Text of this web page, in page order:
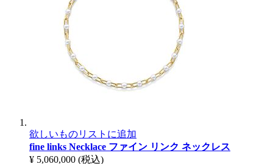
欲しいものリストに追加
fine links Necklace ファイン リンク ネックレス
¥ 5,060,000 (税込)